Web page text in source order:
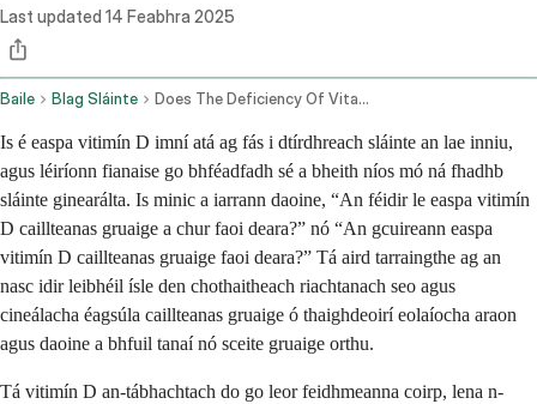
Last updated 14 Feabhra 2025
Baile Blag Sláinte Does The Deficiency Of Vitamin D Cause Hair Loss
Is é easpa vitimín D imní atá ag fás i dtírdhreach sláinte an lae inniu,
agus léiríonn fianaise go bhféadfadh sé a bheith níos mó ná fhadhb
sláinte ginearálta. Is minic a iarrann daoine, “An féidir le easpa vitimín
D caillteanas gruaige a chur faoi deara?” nó “An gcuireann easpa
vitimín D caillteanas gruaige faoi deara?” Tá aird tarraingthe ag an
nasc idir leibhéil ísle den chothaitheach riachtanach seo agus
cineálacha éagsúla caillteanas gruaige ó thaighdeoirí eolaíocha araon
agus daoine a bhfuil tanaí nó sceite gruaige orthu.
Tá vitimín D an-tábhachtach do go leor feidhmeanna coirp, lena n-